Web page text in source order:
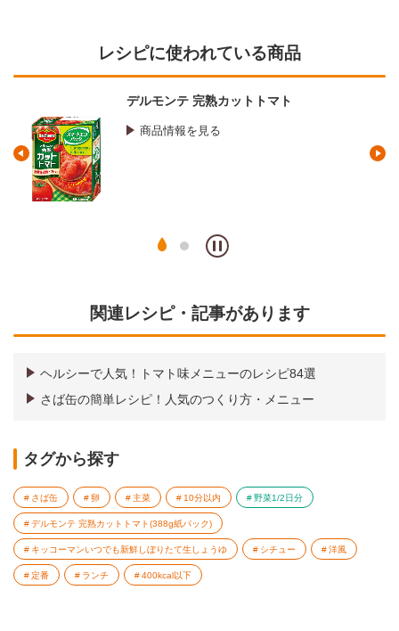
レシピに使われている商品
キッコーマン いつでも新鮮 しぼり
関連レシピ・記事があります
ヘルシーで人気！トマト味メニューのレシピ84選
さば缶の簡単レシピ！人気のつくり方・メニュー
タグから探す
さば缶 卵 主菜 10分以内 野菜1/2日分
デルモンテ 完熟カットトマト(388g紙パック)
キッコーマンいつでも新鮮しぼりたて生しょうゆ シチュー 洋風
定番 ランチ 400kcal以下